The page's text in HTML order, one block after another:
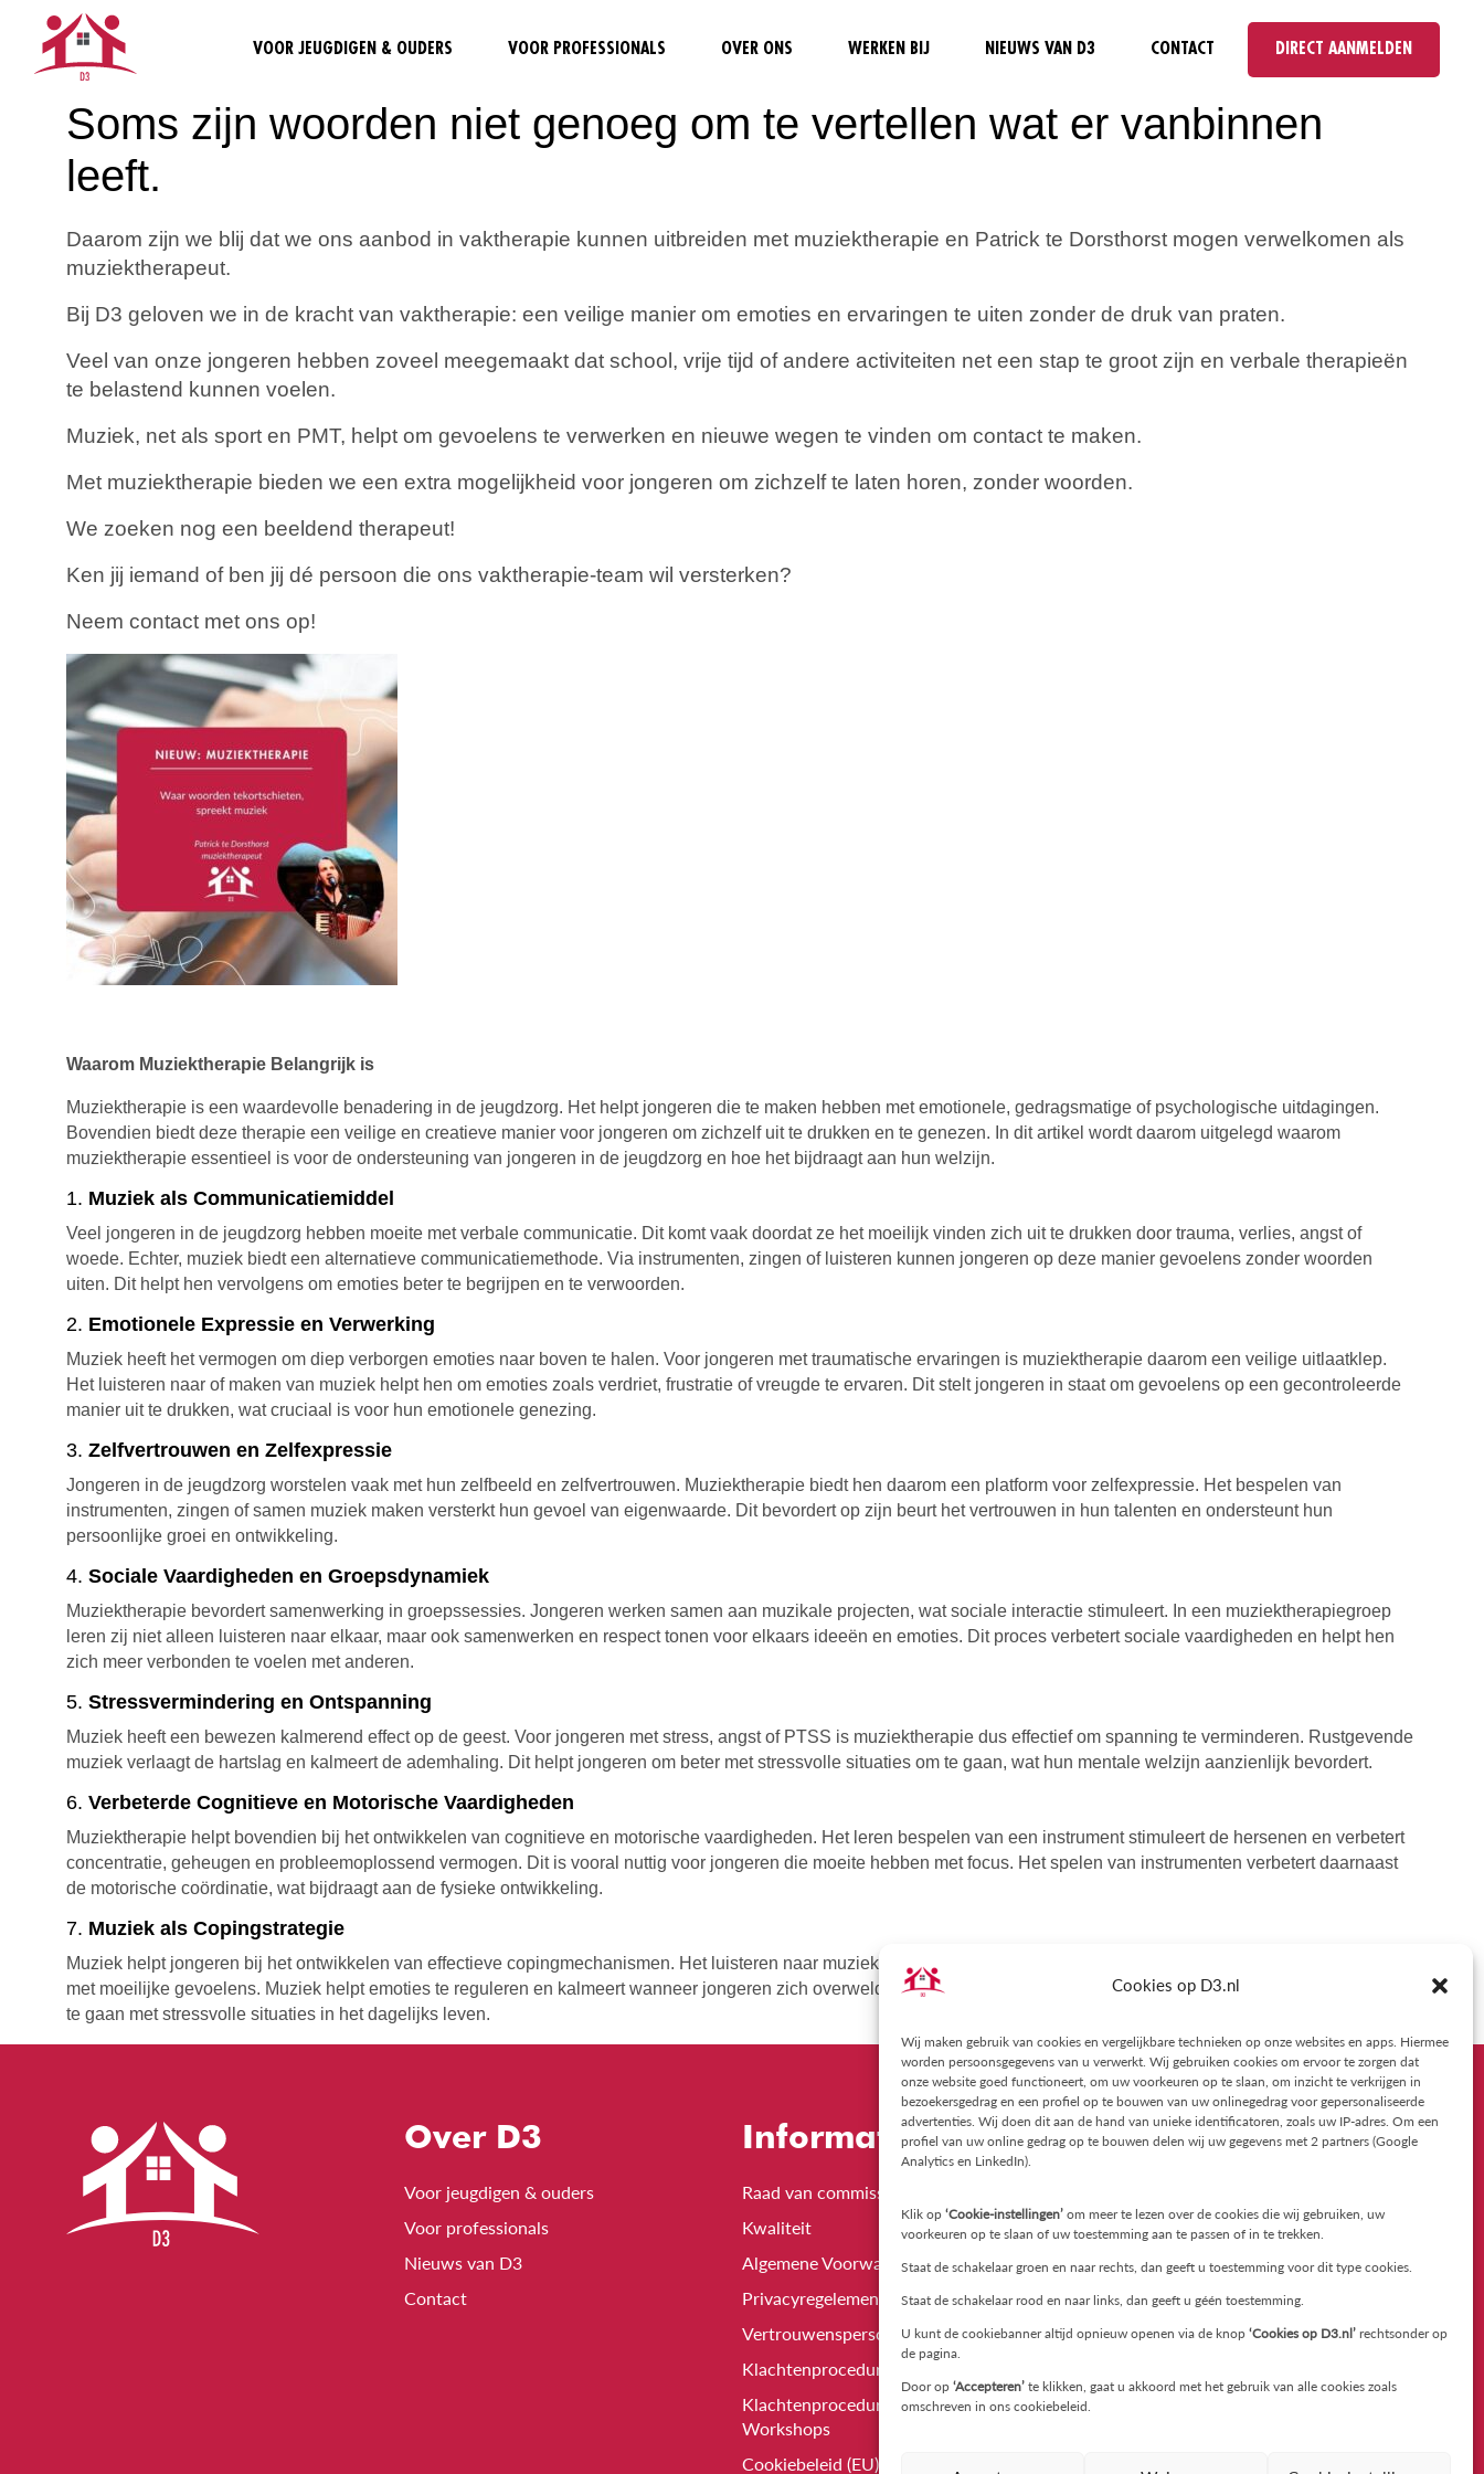
Cookies op D3.nl
Wij maken gebruik van cookies en vergelijkbare technieken op onze websites en apps. Hiermee
worden persoonsgegevens van u verwerkt. Wij gebruiken cookies om ervoor te zorgen dat
onze website goed functioneert, om uw voorkeuren op te slaan, om inzicht te verkrijgen in
bezoekersgedrag en een profiel op te bouwen van uw onlinegedrag voor gepersonaliseerde
advertenties. Wij doen dit aan de hand van unieke identificatoren, zoals uw IP-adres. Om een
profiel van uw online gedrag op te bouwen delen wij uw gegevens met 2 partners (Google
Analytics en LinkedIn).
Klik op ‘Cookie-instellingen’ om meer te lezen over de cookies die wij gebruiken, uw
voorkeuren op te slaan of uw toestemming aan te passen of in te trekken.
Staat de schakelaar groen en naar rechts, dan geeft u toestemming voor dit type cookies.
Staat de schakelaar rood en naar links, dan geeft u géén toestemming.
U kunt de cookiebanner altijd opnieuw openen via de knop ‘Cookies op D3.nl’ rechtsonder op
de pagina.
Door op ‘Accepteren’ te klikken, gaat u akkoord met het gebruik van alle cookies zoals
omschreven in ons cookiebeleid.
VOOR JEUGDIGEN & OUDERS VOOR PROFESSIONALS OVER ONS WERKEN BIJ NIEUWS VAN D3 CONTACT DIRECT AANMELDEN
Soms zijn woorden niet genoeg om te vertellen wat er vanbinnen
leeft.
Daarom zijn we blij dat we ons aanbod in vaktherapie kunnen uitbreiden met muziektherapie en Patrick te Dorsthorst mogen verwelkomen als
muziektherapeut.
Bij D3 geloven we in de kracht van vaktherapie: een veilige manier om emoties en ervaringen te uiten zonder de druk van praten.
Veel van onze jongeren hebben zoveel meegemaakt dat school, vrije tijd of andere activiteiten net een stap te groot zijn en verbale therapieën
te belastend kunnen voelen.
Muziek, net als sport en PMT, helpt om gevoelens te verwerken en nieuwe wegen te vinden om contact te maken.
Met muziektherapie bieden we een extra mogelijkheid voor jongeren om zichzelf te laten horen, zonder woorden.
We zoeken nog een beeldend therapeut!
Ken jij iemand of ben jij dé persoon die ons vaktherapie-team wil versterken?
Neem contact met ons op!
Waarom Muziektherapie Belangrijk is
Muziektherapie is een waardevolle benadering in de jeugdzorg. Het helpt jongeren die te maken hebben met emotionele, gedragsmatige of psychologische uitdagingen.
Bovendien biedt deze therapie een veilige en creatieve manier voor jongeren om zichzelf uit te drukken en te genezen. In dit artikel wordt daarom uitgelegd waarom
muziektherapie essentieel is voor de ondersteuning van jongeren in de jeugdzorg en hoe het bijdraagt aan hun welzijn.
1. Muziek als Communicatiemiddel
Veel jongeren in de jeugdzorg hebben moeite met verbale communicatie. Dit komt vaak doordat ze het moeilijk vinden zich uit te drukken door trauma, verlies, angst of
woede. Echter, muziek biedt een alternatieve communicatiemethode. Via instrumenten, zingen of luisteren kunnen jongeren op deze manier gevoelens zonder woorden
uiten. Dit helpt hen vervolgens om emoties beter te begrijpen en te verwoorden.
2. Emotionele Expressie en Verwerking
Muziek heeft het vermogen om diep verborgen emoties naar boven te halen. Voor jongeren met traumatische ervaringen is muziektherapie daarom een veilige uitlaatklep.
Het luisteren naar of maken van muziek helpt hen om emoties zoals verdriet, frustratie of vreugde te ervaren. Dit stelt jongeren in staat om gevoelens op een gecontroleerde
manier uit te drukken, wat cruciaal is voor hun emotionele genezing.
3. Zelfvertrouwen en Zelfexpressie
Jongeren in de jeugdzorg worstelen vaak met hun zelfbeeld en zelfvertrouwen. Muziektherapie biedt hen daarom een platform voor zelfexpressie. Het bespelen van
instrumenten, zingen of samen muziek maken versterkt hun gevoel van eigenwaarde. Dit bevordert op zijn beurt het vertrouwen in hun talenten en ondersteunt hun
persoonlijke groei en ontwikkeling.
4. Sociale Vaardigheden en Groepsdynamiek
Muziektherapie bevordert samenwerking in groepssessies. Jongeren werken samen aan muzikale projecten, wat sociale interactie stimuleert. In een muziektherapiegroep
leren zij niet alleen luisteren naar elkaar, maar ook samenwerken en respect tonen voor elkaars ideeën en emoties. Dit proces verbetert sociale vaardigheden en helpt hen
zich meer verbonden te voelen met anderen.
5. Stressvermindering en Ontspanning
Muziek heeft een bewezen kalmerend effect op de geest. Voor jongeren met stress, angst of PTSS is muziektherapie dus effectief om spanning te verminderen. Rustgevende
muziek verlaagt de hartslag en kalmeert de ademhaling. Dit helpt jongeren om beter met stressvolle situaties om te gaan, wat hun mentale welzijn aanzienlijk bevordert.
6. Verbeterde Cognitieve en Motorische Vaardigheden
Muziektherapie helpt bovendien bij het ontwikkelen van cognitieve en motorische vaardigheden. Het leren bespelen van een instrument stimuleert de hersenen en verbetert
concentratie, geheugen en probleemoplossend vermogen. Dit is vooral nuttig voor jongeren die moeite hebben met focus. Het spelen van instrumenten verbetert daarnaast
de motorische coördinatie, wat bijdraagt aan de fysieke ontwikkeling.
7. Muziek als Copingstrategie
Muziek helpt jongeren bij het ontwikkelen van effectieve copingmechanismen. Het luisteren naar muziek of het maken ervan biedt hen bovendien een manier om om te gaan
met moeilijke gevoelens. Muziek helpt emoties te reguleren en kalmeert wanneer jongeren zich overweldigd voelen. Dit maakt hen sterker en helpt hen uiteindelijk beter om
te gaan met stressvolle situaties in het dagelijks leven.
Over D3
Voor jeugdigen & ouders
Voor professionals
Nieuws van D3
Contact
Informatie
Raad van commissarissen
Kwaliteit
Algemene Voorwaarden
Privacyregelement
Vertrouwenspersoon
Klachtenprocedure
Klachtenprocedure Trainingen en
Workshops
Cookiebeleid (EU)
Contact
Slotlaan 3; 7271 NP Borculo
Heideveld 30A; 7351DC Hoenderloo
T: 085 822 89 99
Twitter